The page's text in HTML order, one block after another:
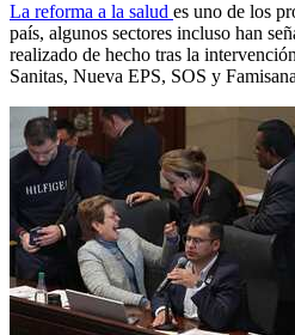
La reforma a la salud es uno de los
país, algunos sectores incluso han
realizado de hecho tras la
Sanitas, Nueva EPS, SOS y